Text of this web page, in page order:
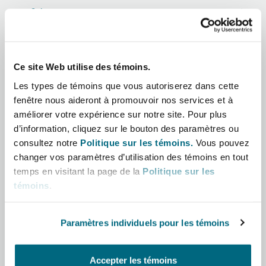
Ce site Web utilise des témoins.
Les types de témoins que vous autoriserez dans cette
fenêtre nous aideront à promouvoir nos services et à
améliorer votre expérience sur notre site. Pour plus
d’information, cliquez sur le bouton des paramètres ou
consultez notre Politique sur les témoins. Vous pouvez
changer vos paramètres d’utilisation des témoins en tout
temps en visitant la page de la Politique sur les
témoins
Paramètres individuels pour les témoins
Accepter les témoins
Entretien, réparation et
Droit aérien commercial
Droit réglementaire
Satellites et espace
Droit maritime
Risques politiques et crédit
Assurance biens
Bator
Jersey
York
County
The St Botolph Building
Afrique
Asie-Pacifique
Amérique latine
Moyen-Orient
Amérique du Nord
Royaume-Uni et Europe